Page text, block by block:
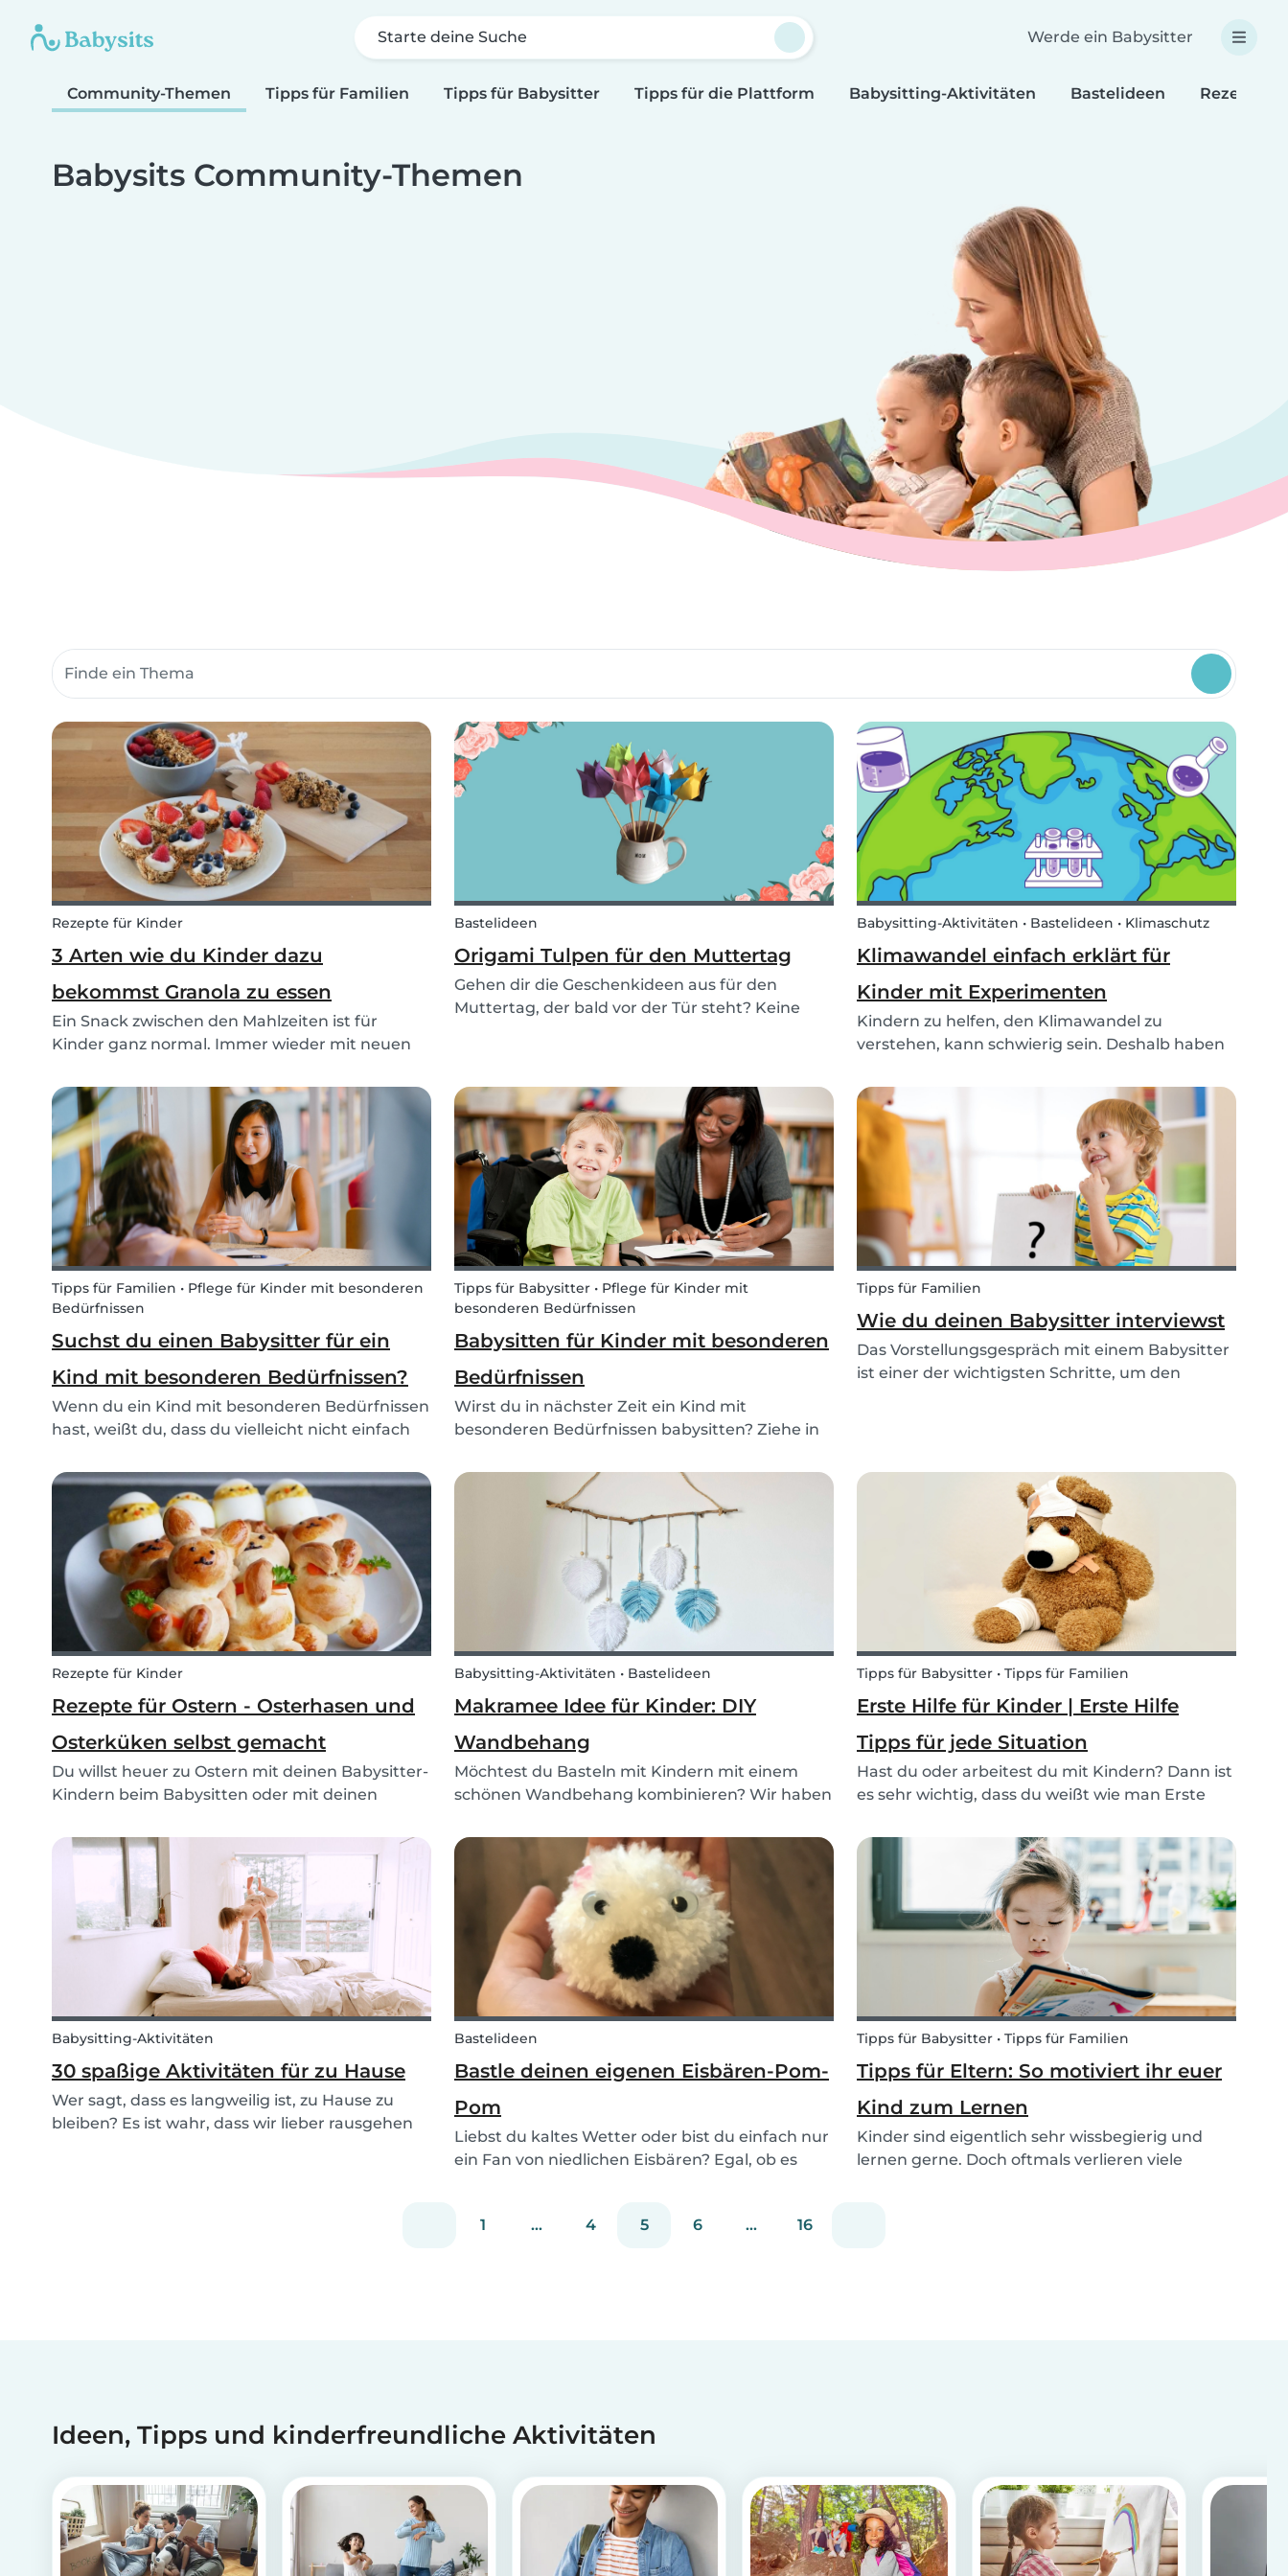
Starte deine Suche Werde ein Babysitter
Community-Themen Tipps für Familien Tipps für Babysitter Tipps für die Plattform Babysitting-Aktivitäten Bastelideen Rezepte
Babysits Community-Themen
Suche Community-Themen
Rezepte für Kinder
3 Arten wie du Kinder dazu
bekommst Granola zu essen
Ein Snack zwischen den Mahlzeiten ist für
Kinder ganz normal. Immer wieder mit neuen
einfach. Diese drei Arten von Granola sind die
perfekte Jause zwischendurch, denn sie sind
vegan sowie glutenf...
Bastelideen
Origami Tulpen für den Muttertag
Gehen dir die Geschenkideen aus für den
Muttertag, der bald vor der Tür steht? Keine
erhellen und deine Wertschätzun...
Babysitting-Aktivitäten • Bastelideen • Klimaschutz
Klimawandel einfach erklärt für
Kinder mit Experimenten
Kindern zu helfen, den Klimawandel zu
verstehen, kann schwierig sein. Deshalb haben
Klimawandel, Treibhauseffekt und schmelzende
Polkappe für Kinder erstellt mit Materialien, die
du bereits zu Haus...
Tipps für Familien • Pflege für Kinder mit besonderen
Bedürfnissen
Suchst du einen Babysitter für ein
Kind mit besonderen Bedürfnissen?
Wenn du ein Kind mit besonderen Bedürfnissen
hast, weißt du, dass du vielleicht nicht einfach
kommen. Kinder mit besonderen Bedürfnissen
brauchen oft eine besondere Betreuung und
extra Aufmer...
Tipps für Babysitter • Pflege für Kinder mit
besonderen Bedürfnissen
Babysitten für Kinder mit besonderen
Bedürfnissen
Wirst du in nächster Zeit ein Kind mit
besonderen Bedürfnissen babysitten? Ziehe in
einen Babysitter für ihr Kind mit besonderen
Bedürfnissen sucht. Stelle sicher, dass du bereit
Tipps für Familien
Wie du deinen Babysitter interviewst
Das Vorstellungsgespräch mit einem Babysitter
ist einer der wichtigsten Schritte, um den
Rezepte für Kinder
Rezepte für Ostern - Osterhasen und
Osterküken selbst gemacht
Du willst heuer zu Ostern mit deinen Babysitter-
Kindern beim Babysitten oder mit deinen
somit euren Ostertisch bereichern? Unsere zwei
Rezepte für Osterhasen und Osterküken sind
einfach zu mache...
Babysitting-Aktivitäten • Bastelideen
Makramee Idee für Kinder: DIY
Wandbehang
Möchtest du Basteln mit Kindern mit einem
schönen Wandbehang kombinieren? Wir haben
dieses Makramee DIY mit uns in nur ein paar
einfachen Schritten. Die Bastelidee ist einfach
für Kinder, und du...
Tipps für Babysitter • Tipps für Familien
Erste Hilfe für Kinder | Erste Hilfe
Tipps für jede Situation
Hast du oder arbeitest du mit Kindern? Dann ist
es sehr wichtig, dass du weißt wie man Erste
Hilfe für Kinder ist wesentlich für Eltern, einen
Babysitter oder ein Familienmitglied die au...
Babysitting-Aktivitäten
30 spaßige Aktivitäten für zu Hause
Wer sagt, dass es langweilig ist, zu Hause zu
bleiben? Es ist wahr, dass wir lieber rausgehen
Bastelideen
Bastle deinen eigenen Eisbären-Pom-
Pom
Liebst du kaltes Wetter oder bist du einfach nur
ein Fan von niedlichen Eisbären? Egal, ob es
zaubern, indem du diese einfache und
Tipps für Babysitter • Tipps für Familien
Tipps für Eltern: So motiviert ihr euer
Kind zum Lernen
Kinder sind eigentlich sehr wissbegierig und
lernen gerne. Doch oftmals verlieren viele
1 ... 4 5 6 ... 16
Ideen, Tipps und kinderfreundliche Aktivitäten